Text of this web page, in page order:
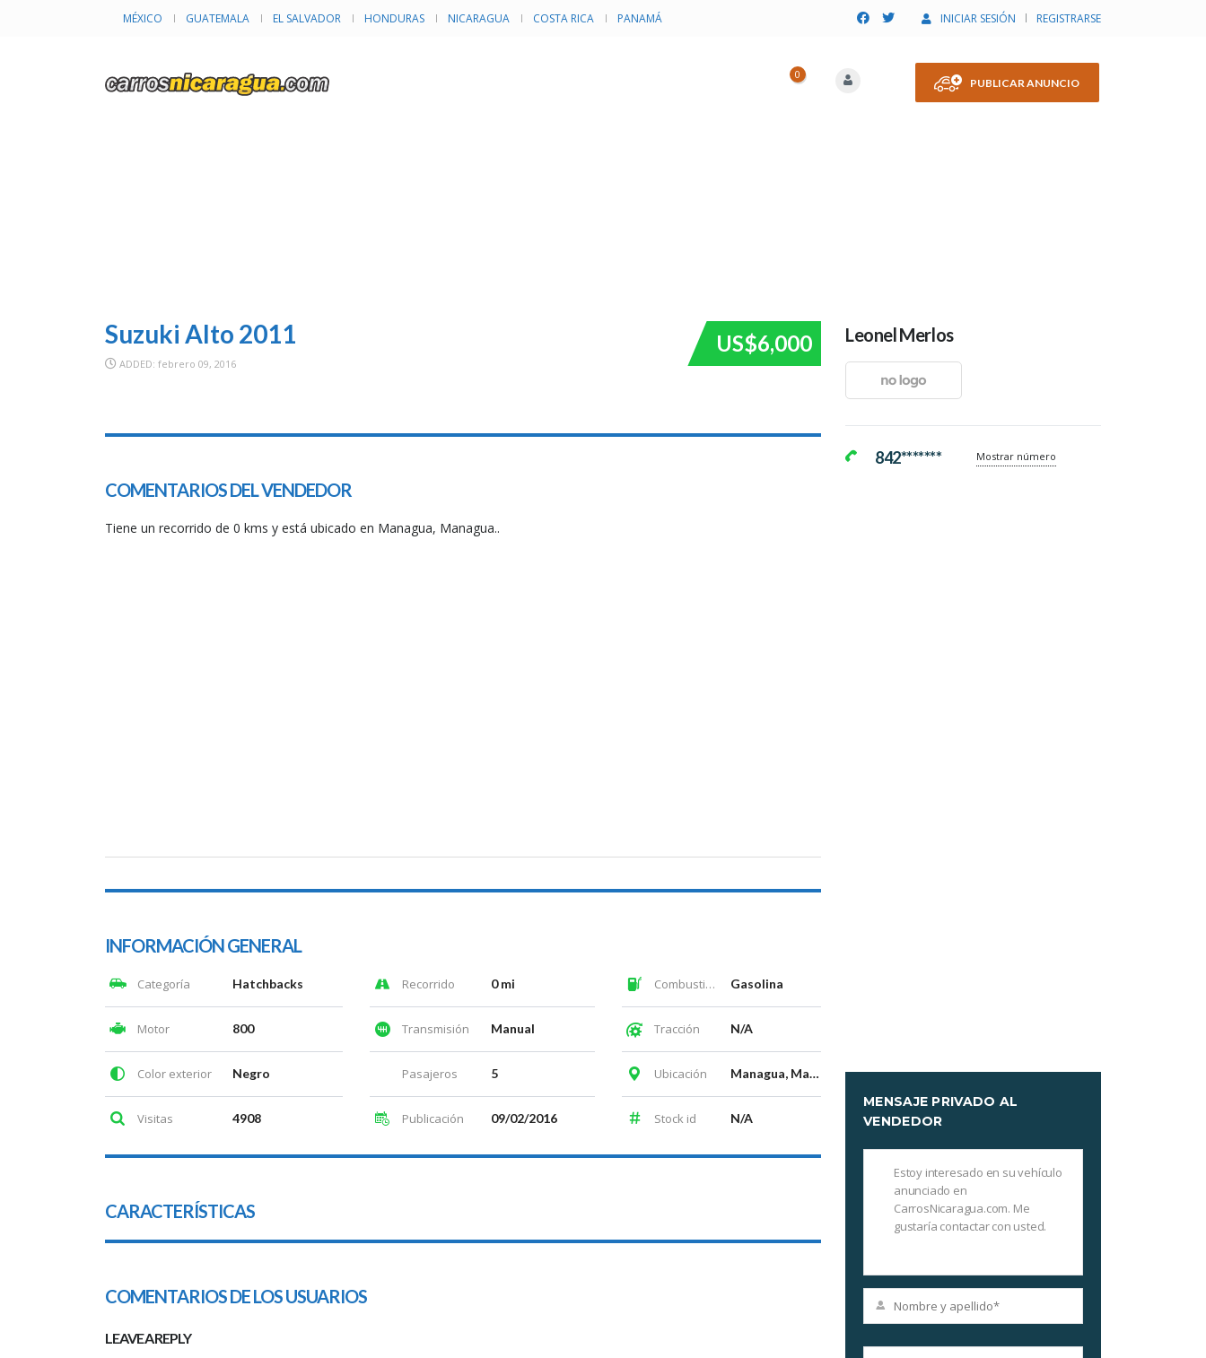
INICIAR SESIÓN REGISTRARSE
MÉXICO GUATEMALA EL SALVADOR HONDURAS NICARAGUA COSTA RICA PANAMÁ
PUBLICAR ANUNCIO
0
US$6,000
Suzuki Alto 2011
ADDED: febrero 09, 2016
SPECIAL
COMENTARIOS DEL VENDEDOR
Tiene un recorrido de 0 kms y está ubicado en Managua, Managua..
INFORMACIÓN GENERAL
Categoría Hatchbacks Recorrido 0 mi Combustible Gasolina
Motor 800 Transmisión Manual Tracción N/A
Color exterior Negro Pasajeros 5 Ubicación Managua, Managua
Visitas 4908 Publicación 09/02/2016 Stock id N/A
CARACTERÍSTICAS
COMENTARIOS DE LOS USUARIOS
LEAVE A REPLY
Leonel Merlos
842******* Mostrar número
MENSAJE PRIVADO AL
VENDEDOR